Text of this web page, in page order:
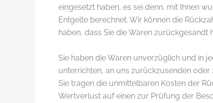
eingesetzt haben, es sei denn, mit Ihnen
Entgelte berechnet. Wir können die
haben, dass Sie die Waren
Sie haben die Waren unverzüglich und in
unterrichten, an uns zurückzusenden oder
Sie tragen die unmittelbaren Kosten der
Wertverlust auf einen zur Prüfung der